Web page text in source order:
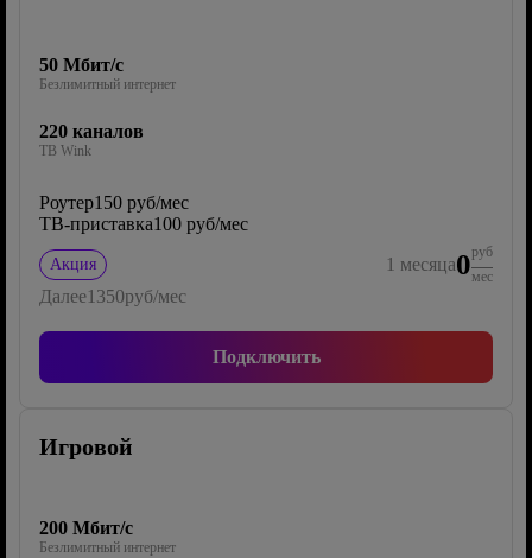
50 Мбит/с
Безлимитный интернет
220 каналов
ТВ Wink
Роутер150 руб/мес
ТВ-приставка100 руб/мес
Акция 1 месяца0руб
мес
Далее1350руб/мес
Подключить
Игровой
200 Мбит/с
Безлимитный интернет